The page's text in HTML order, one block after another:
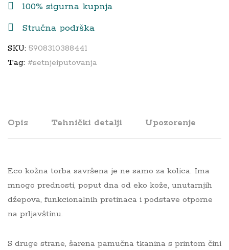
100% sigurna kupnja
Stručna podrška
SKU: 5908310388441
Tag: #setnjeiputovanja
Opis Tehnički detalji Upozorenje
Eco kožna torba savršena je ne samo za kolica. Ima
mnogo prednosti, poput dna od eko kože, unutarnjih
džepova, funkcionalnih pretinaca i podstave otporne
na prljavštinu.
S druge strane, šarena pamučna tkanina s printom čini